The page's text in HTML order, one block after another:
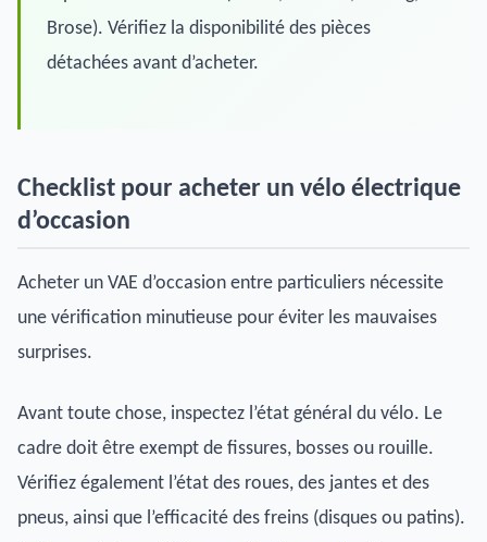
Brose). Vérifiez la disponibilité des pièces
détachées avant d’acheter.
Checklist pour acheter un vélo électrique
d’occasion
Acheter un VAE d’occasion entre particuliers nécessite
une vérification minutieuse pour éviter les mauvaises
surprises.
Avant toute chose, inspectez l’état général du vélo. Le
cadre doit être exempt de fissures, bosses ou rouille.
Vérifiez également l’état des roues, des jantes et des
pneus, ainsi que l’efficacité des freins (disques ou patins).